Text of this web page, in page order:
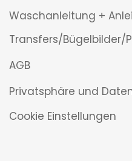
Waschanleitung +
Transfers/Bügelbilder/
AGB
Privatsphäre und
Cookie Einstellungen